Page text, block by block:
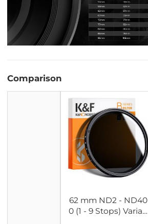
Comparison
62 mm ND2 - ND40
0 (1 - 9 Stops) Variab